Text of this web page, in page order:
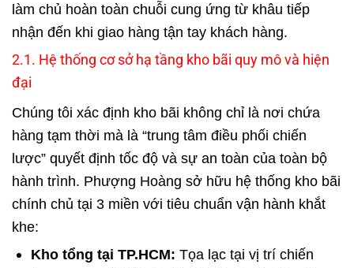
làm chủ hoàn toàn chuỗi cung ứng từ khâu tiếp
nhận đến khi giao hàng tận tay khách hàng.
2.1. Hệ thống cơ sở hạ tầng kho bãi quy mô và hiện
đại
Chúng tôi xác định kho bãi không chỉ là nơi chứa
hàng tạm thời mà là “trung tâm điều phối chiến
lược” quyết định tốc độ và sự an toàn của toàn bộ
hành trình. Phượng Hoàng sở hữu hệ thống kho bãi
chính chủ tại 3 miền với tiêu chuẩn vận hành khắt
khe:
Kho tổng tại TP.HCM: Tọa lạc tại vị trí chiến